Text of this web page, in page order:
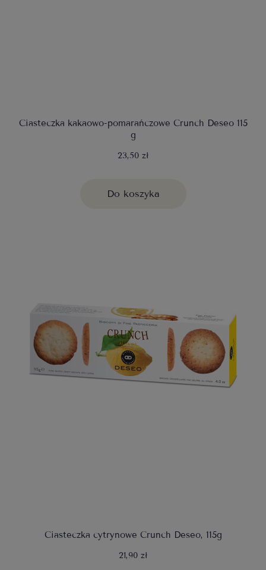
Ciasteczka kakaowo-pomarańczowe Crunch Deseo 115
g
23,50 zł
Do koszyka
Ciasteczka cytrynowe Crunch Deseo, 115g
21,90 zł